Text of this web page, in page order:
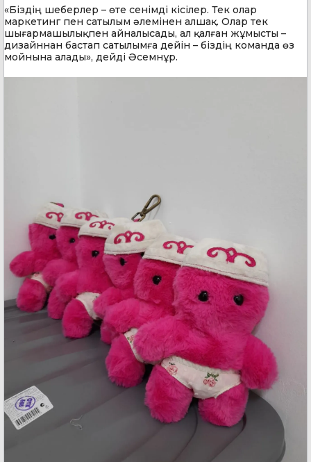
«Біздің шеберлер – өте сенімді кісілер. Тек олар
маркетинг пен сатылым әлемінен алшақ. Олар тек
шығармашылықпен айналысады, ал қалған жұмысты –
дизайннан бастап сатылымға дейін – біздің команда өз
мойнына алады», дейді Әсемнұр.